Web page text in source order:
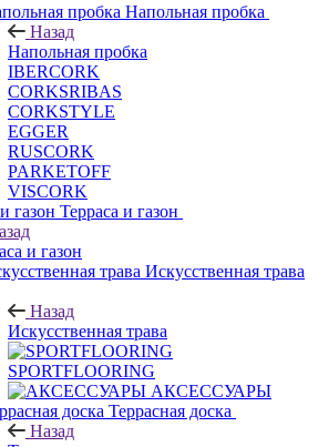
Назад
Напольная пробка
IBERCORK
CORKSRIBAS
CORKSTYLE
EGGER
RUSCORK
PARKETOFF
VISCORK
Терраса и газон
и газон
Искусственная трава
SPORTFLOORING
АКСЕССУАРЫ
Террасная доска
Назад
Террасная доска